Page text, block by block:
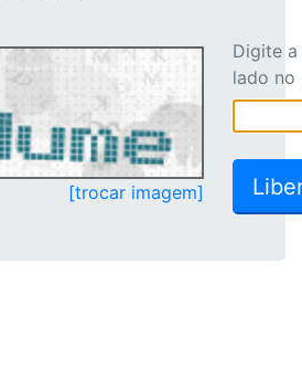
[trocar imagem]
Digite
lado no